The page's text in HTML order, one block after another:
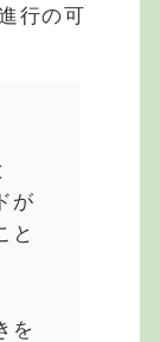
行の可
が
と
を